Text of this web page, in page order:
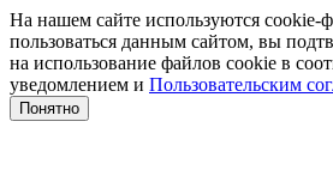
На нашем сайте используются
пользоваться данным сайтом, вы
на использование файлов cookie в
уведомлением и Пользовательским
Понятно